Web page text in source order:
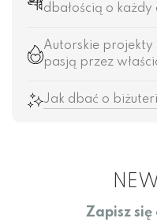
dbałością o każdy
Autorskie
pasją przez
Jak dbać o
Zapisz